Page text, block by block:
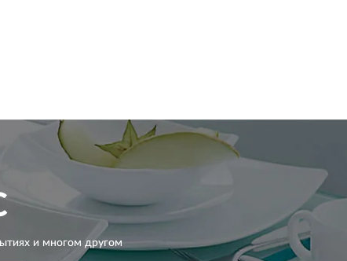
и многом другом